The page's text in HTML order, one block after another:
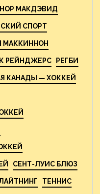
МАКДЭВИД
СПОРТ
МАККИННОН
РЕЙНДЖЕРС РЕГБИ
КАНАДЫ — ХОККЕЙ
СЕНТ-ЛУИС БЛЮЗ
ТЕННИС